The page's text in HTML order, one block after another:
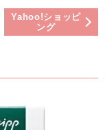
Yahoo!ショッピ
ング